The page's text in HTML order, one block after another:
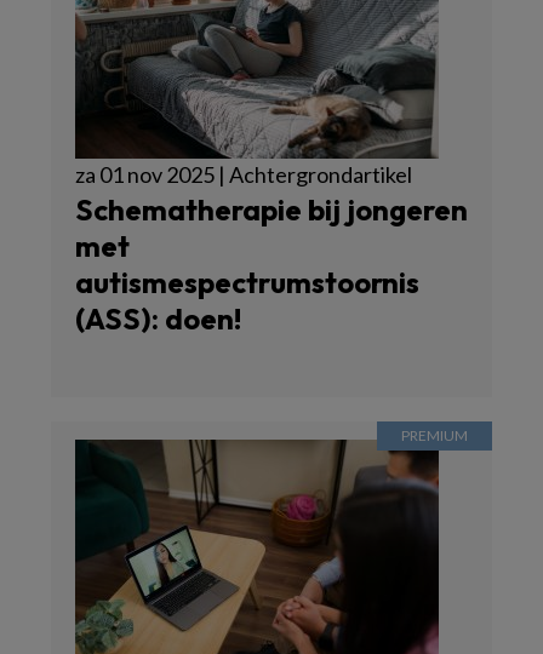
za 01 nov 2025 | Achtergrondartikel
Schematherapie bij jongeren
met
autismespectrumstoornis
(ASS): doen!